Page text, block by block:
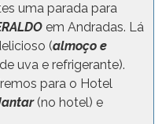
uma parada para
em Andradas. Lá
(almoço e
uva e refrigerante).
para o Hotel
(no hotel) e